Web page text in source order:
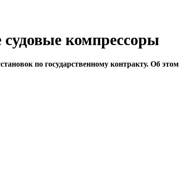
компрессоры
по государственному контракту. Об этом